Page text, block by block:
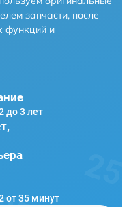
запчасти, после
функций и
до 3 лет
от 35 минут